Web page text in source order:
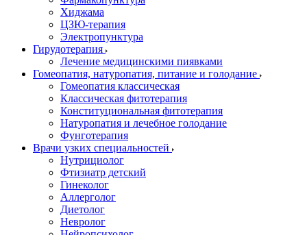
Хиджама
ЦЗЮ-терапия
Электропунктура
Гирудотерапия
Лечение медицинскими пиявками
Гомеопатия, натуропатия, питание и голодание
Гомеопатия классическая
Классическая фитотерапия
Конституциональная фитотерапия
Натуропатия и лечебное голодание
Фунготерапия
Врачи узких специальностей
Нутрициолог
Фтизиатр детский
Гинеколог
Аллерголог
Диетолог
Невролог